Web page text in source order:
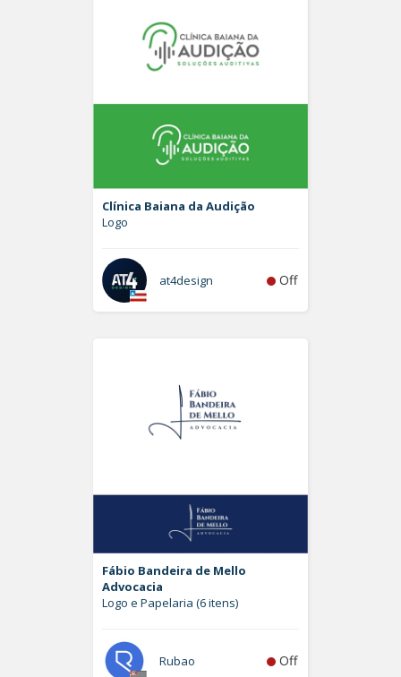
Clínica Baiana da Audição
Logo
at4design Off
Fábio Bandeira de Mello
Advocacia
Logo e Papelaria (6 itens)
Rubao Off